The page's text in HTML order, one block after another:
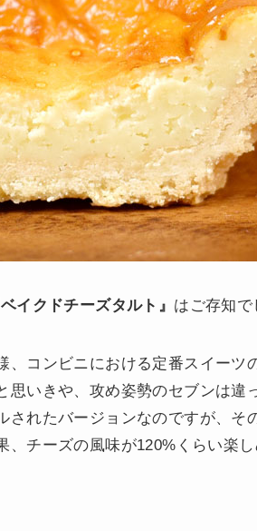
ベイクドチーズタルト』 はご存知で
、コンビニにおける定番スイーツ
いきや、攻め姿勢のセブンは
されたバージョンなのですが、そ
、チーズの風味が120%くらい楽